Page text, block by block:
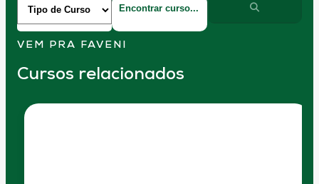
VEM PRA FAVENI
Cursos relacionados